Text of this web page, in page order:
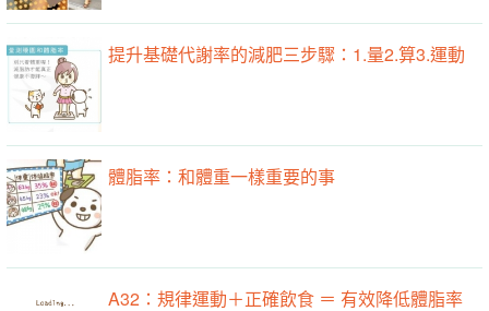
提升基礎代謝率的減肥三步驟：1.量2.算3.運動
體脂率：和體重一樣重要的事
A32：規律運動＋正確飲食 ＝ 有效降低體脂率